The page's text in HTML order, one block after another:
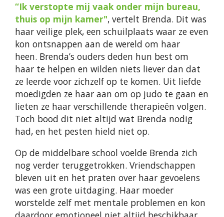
“Ik verstopte mij vaak onder mijn bureau,
thuis op mijn kamer", vertelt Brenda. Dit was
haar veilige plek, een schuilplaats waar ze even
kon ontsnappen aan de wereld om haar
heen. Brenda’s ouders deden hun best om
haar te helpen en wilden niets liever dan dat
ze leerde voor zichzelf op te komen. Uit liefde
moedigden ze haar aan om op judo te gaan en
lieten ze haar verschillende therapieën volgen.
Toch bood dit niet altijd wat Brenda nodig
had, en het pesten hield niet op.
Op de middelbare school voelde Brenda zich
nog verder teruggetrokken. Vriendschappen
bleven uit en het praten over haar gevoelens
was een grote uitdaging. Haar moeder
worstelde zelf met mentale problemen en kon